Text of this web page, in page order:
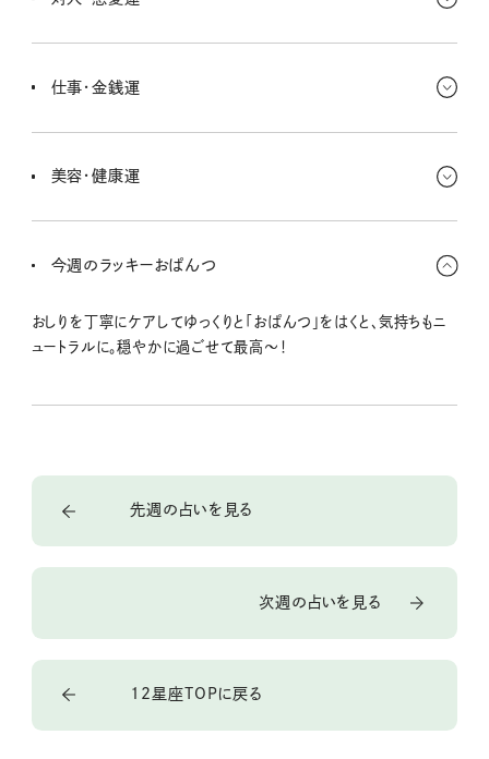
い。「いろんな価値観があるんだなー」って思えばいいのだ。他人の
仕事・金銭運
覚えとくといいよ！ 少額小売ショップこそ油断は禁物だよ〜。
美容・健康運
感じよ〜。どこかに違和感があったらメディカルチェックを！
今週のラッキーおぱんつ
おしりを丁寧にケアしてゆっくりと「おぱんつ」をはくと、気持ちもニ
ュートラルに。穏やかに過ごせて最高〜！
先週の占いを見る
次週の占いを見る
12星座TOPに戻る